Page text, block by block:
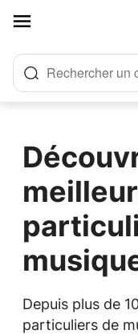
Rechercher un
Depuis plus de
particuliers de